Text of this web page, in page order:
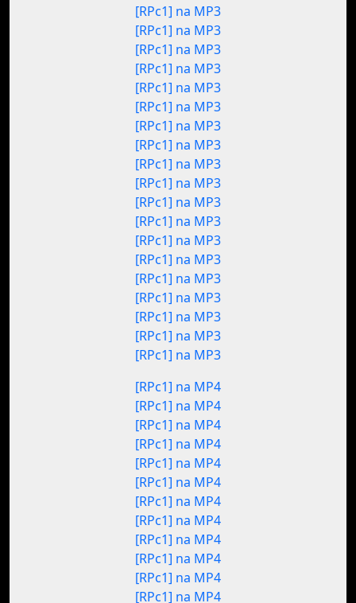
[RPc1] na MP3
[RPc1] na MP3
[RPc1] na MP3
[RPc1] na MP3
[RPc1] na MP3
[RPc1] na MP3
[RPc1] na MP3
[RPc1] na MP3
[RPc1] na MP3
[RPc1] na MP3
[RPc1] na MP3
[RPc1] na MP3
[RPc1] na MP3
[RPc1] na MP3
[RPc1] na MP3
[RPc1] na MP3
[RPc1] na MP3
[RPc1] na MP3
[RPc1] na MP3
[RPc1] na MP4
[RPc1] na MP4
[RPc1] na MP4
[RPc1] na MP4
[RPc1] na MP4
[RPc1] na MP4
[RPc1] na MP4
[RPc1] na MP4
[RPc1] na MP4
[RPc1] na MP4
[RPc1] na MP4
[RPc1] na MP4